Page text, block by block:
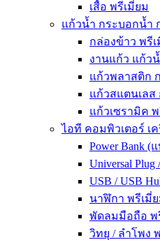
เสื้อ พรีเมี่ยม
แก้วน้ำ กระบอกน้ำ
กล่องข้าว พรีเ
งานแก้ว แก้ว
แก้วพลาสติก
แก้วสแตนเลส
แก้วเซรามิค พ
ไอที คอมพิวเตอร์ เ
Power Bank (
Universal
USB / USB
นาฬิกา พรีเมี่
พัดลมมือถือ พ
วิทยุ / ลำโพง